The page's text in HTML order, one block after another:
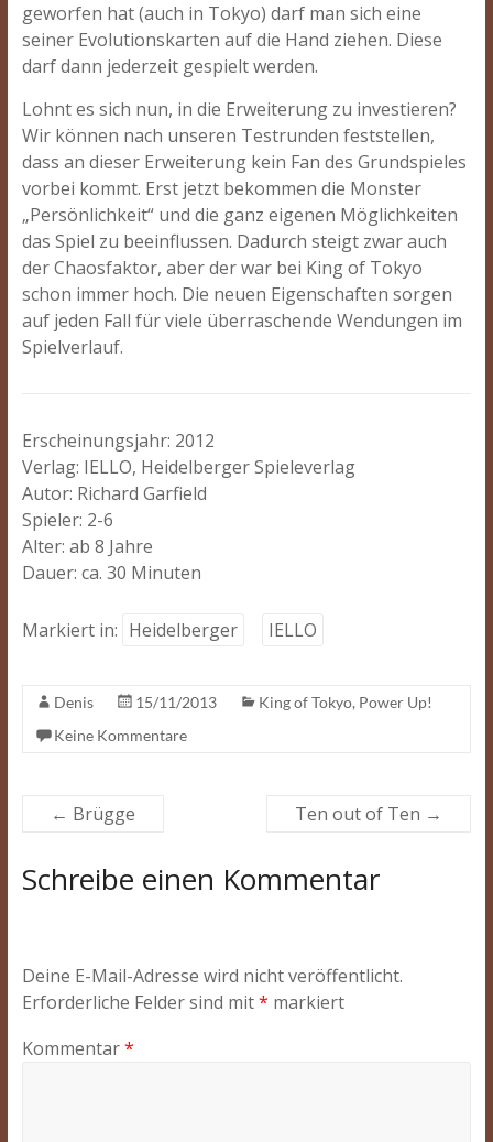
geworfen hat (auch in Tokyo) darf man sich eine
seiner Evolutionskarten auf die Hand ziehen. Diese
darf dann jederzeit gespielt werden.
Lohnt es sich nun, in die Erweiterung zu investieren?
Wir können nach unseren Testrunden feststellen,
dass an dieser Erweiterung kein Fan des Grundspieles
vorbei kommt. Erst jetzt bekommen die Monster
„Persönlichkeit“ und die ganz eigenen Möglichkeiten
das Spiel zu beeinflussen. Dadurch steigt zwar auch
der Chaosfaktor, aber der war bei King of Tokyo
schon immer hoch. Die neuen Eigenschaften sorgen
auf jeden Fall für viele überraschende Wendungen im
Spielverlauf.
Erscheinungsjahr: 2012
Verlag: IELLO, Heidelberger Spieleverlag
Autor: Richard Garfield
Spieler: 2-6
Alter: ab 8 Jahre
Dauer: ca. 30 Minuten
Markiert in: Heidelberger IELLO
Denis 15/11/2013 King of Tokyo, Power Up!
Keine Kommentare
← Brügge Ten out of Ten →
Schreibe einen Kommentar
Deine E-Mail-Adresse wird nicht veröffentlicht.
Erforderliche Felder sind mit* markiert
Kommentar*